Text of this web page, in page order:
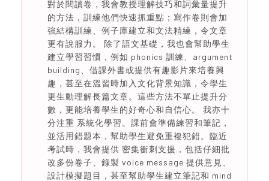
對於閱讀卷，我會教授理解技巧和詞彙量提升
的方法，訓練他們快速抓重點；寫作卷則會加
強結構訓練、例子庫建立和文法精練，令文章
更有說服力。 除了語文基礎，我也會幫助學生
建立學習習慣，例如 phonics 訓練、argument
building、借課外書或提供有趣影片來培養興
趣，甚至在溫習時加入文化背景知識，令學生
更生動理解長篇文章。這些方法不單止提升分
數，更能培養學生的好奇心和自信心。 我亦十
分注重 系統化學習。課前會準備練習和筆記，
並活用錯題本，幫助學生避免重複犯錯。臨近
考試時，我會提供 密集衝刺支援，包括仔細批
改多份卷子、錄製 voice message 提供意見、
設計模擬題目，甚至幫助學生建立筆記和 mind